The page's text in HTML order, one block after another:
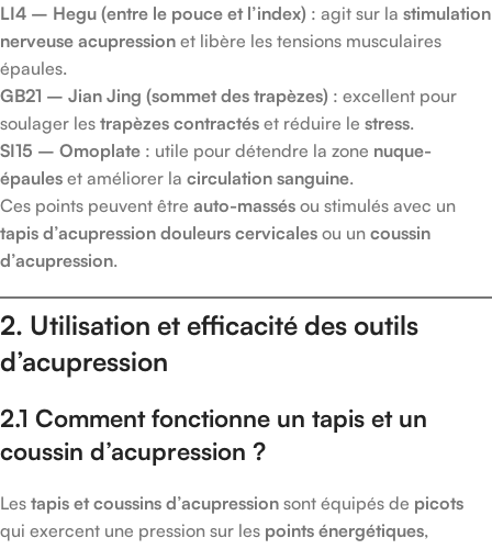
LI4 – Hegu (entre le pouce et l’index) : agit sur la stimulation
nerveuse acupression et libère les tensions musculaires
épaules.
GB21 – Jian Jing (sommet des trapèzes) : excellent pour
soulager les trapèzes contractés et réduire le stress.
SI15 – Omoplate : utile pour détendre la zone nuque-
épaules et améliorer la circulation sanguine.
Ces points peuvent être auto-massés ou stimulés avec un
tapis d’acupression douleurs cervicales ou un coussin
d’acupression.
2. Utilisation et efficacité des outils
d’acupression
2.1 Comment fonctionne un tapis et un
coussin d’acupression ?
Les tapis et coussins d’acupression sont équipés de picots
qui exercent une pression sur les points énergétiques,